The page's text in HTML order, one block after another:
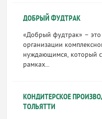
ДОБРЫЙ ФУДТРАК
«Добрый фудтрак» –
организации
нуждающимся, который
рамках...
КОНДИТЕРСКОЕ
ТОЛЬЯТТИ